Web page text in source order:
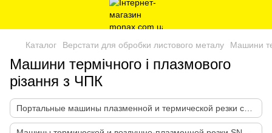
Каталог Верстати для обробки листового металу Машини
Машини термічного і плазмового
різання з ЧПК